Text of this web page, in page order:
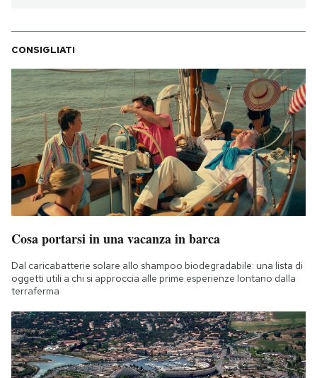
CONSIGLIATI
Cosa portarsi in una vacanza in barca
Dal caricabatterie solare allo shampoo biodegradabile: una lista di
oggetti utili a chi si approccia alle prime esperienze lontano dalla
terraferma